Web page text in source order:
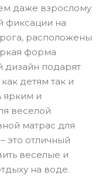
даже взрослому
фиксации на
расположены
форма
дизайн подарят
детям так и
ярким и
веселой
матрас для
это отличный
веселые и
на воде.